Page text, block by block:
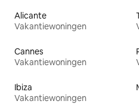
Alicante
Vakantiewoningen
Cannes
Vakantiewoningen
Ibiza
Vakantiewoningen